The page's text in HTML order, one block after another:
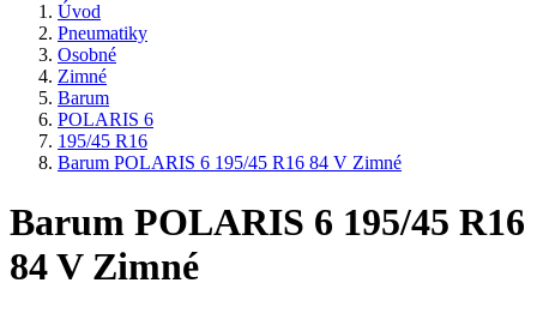
Úvod
Pneumatiky
Osobné
Zimné
Barum
POLARIS 6
195/45 R16
Barum POLARIS 6 195/45 R16 84 V Zimné
Barum POLARIS 6 195/45 R16
84 V Zimné